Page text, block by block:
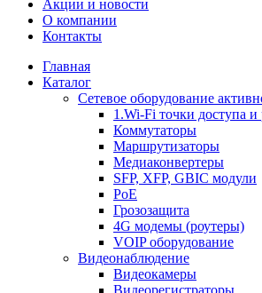
Акции и новости
О компании
Контакты
Главная
Каталог
Сетевое оборудование
1.Wi-Fi точки доступа и
Коммутаторы
Маршрутизаторы
Медиаконвертеры
SFP, XFP, GBIC модули
PoE
Грозозащита
4G модемы (роутеры)
VOIP оборудование
Видеонаблюдение
Видеокамеры
Видеорегистраторы